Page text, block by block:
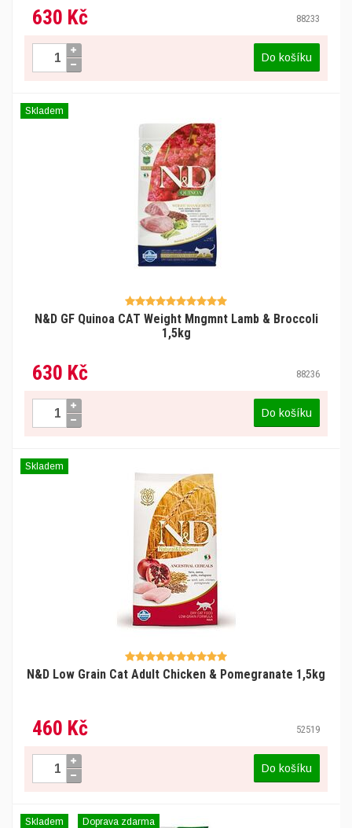
630 Kč 88233
Do košíku
N&D GF Quinoa CAT Weight Mngmnt Lamb & Broccoli
1,5kg
630 Kč 88236
Skladem
Do košíku
N&D Low Grain Cat Adult Chicken & Pomegranate 1,5kg
460 Kč 52519
Skladem
Do košíku
Skladem Doprava zdarma